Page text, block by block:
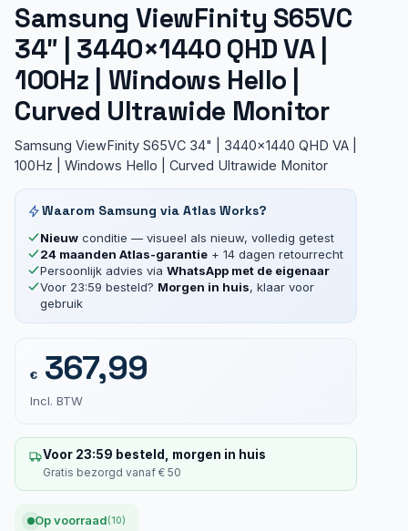
Samsung ViewFinity S65VC
34″ | 3440×1440 QHD VA |
100Hz | Windows Hello |
Curved Ultrawide Monitor
Samsung ViewFinity S65VC 34" | 3440x1440 QHD VA |
100Hz | Windows Hello | Curved Ultrawide Monitor
Waarom Samsung via Atlas Works?
Nieuw conditie — visueel als nieuw, volledig getest
24 maanden Atlas-garantie + 14 dagen retourrecht
Persoonlijk advies via WhatsApp met de eigenaar
Voor 23:59 besteld? Morgen in huis, klaar voor
gebruik
€367,99
Incl. BTW
Voor 23:59 besteld, morgen in huis
Gratis bezorgd vanaf € 50
Op voorraad(10)